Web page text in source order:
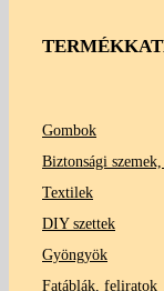
Gombok
Biztonsági
Textilek
DIY szettek
Gyöngyök
Fatáblák, feliratok